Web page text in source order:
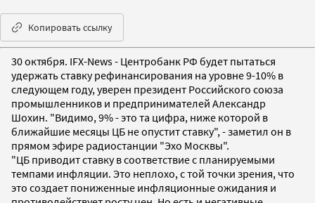
Копировать ссылку
30 октября. IFX-News - Центробанк РФ будет пытаться
удержать ставку рефинансирования на уровне 9-10% в
следующем году, уверен президент Российского союза
промышленников и предпринимателей Александр
Шохин. "Видимо, 9% - это та цифра, ниже которой в
ближайшие месяцы ЦБ не опустит ставку", - заметил он в
прямом эфире радиостанции "Эхо Москвы".
"ЦБ приводит ставку в соответствие с планируемыми
темпами инфляции. Это неплохо, с той точки зрения, что
это создает пониженные инфляционные ожидания и